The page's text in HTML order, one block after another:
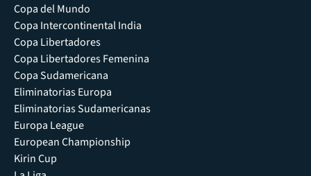
Copa del Mundo
Copa Intercontinental India
Copa Libertadores
Copa Libertadores Femenina
Copa Sudamericana
Eliminatorias Europa
Eliminatorias Sudamericanas
Europa League
European Championship
Kirin Cup